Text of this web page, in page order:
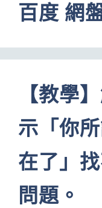
百度 網
【教學
示「你
在了」
問題。